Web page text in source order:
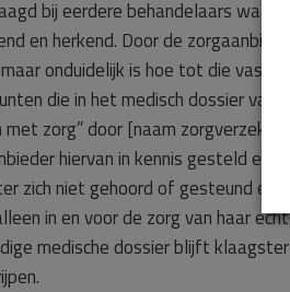
bij eerdere behandelaars
en herkend. Door de
onduidelijk is hoe tot die
die in het medisch dossier van
met zorg” door [naam
hiervan in kennis gesteld en
zich niet gehoord of gesteund en
in en voor de zorg van haar
medische dossier blijft